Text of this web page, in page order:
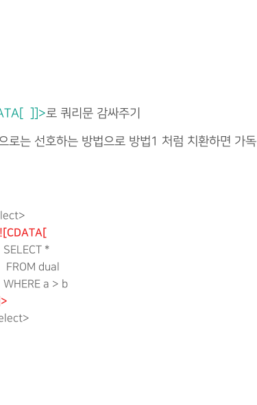
]]>로 쿼리문 감싸주기
로는 선호하는 방법으로 방법1 처럼 치환하면 가
*
dual
a > b